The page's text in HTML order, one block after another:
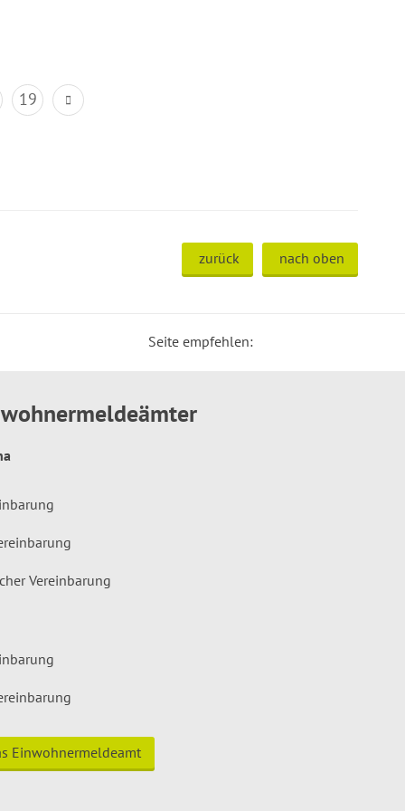
19
zurück nach oben
Seite empfehlen:
Vereinbarung
Einwohnermeldeamt